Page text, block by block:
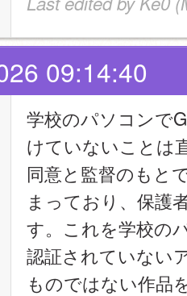
09:14:40
学校のパソコンで
けていないことは
同意と監督のもと
まっており、保護
す。これを学校の
認証されていない
ものではない作品